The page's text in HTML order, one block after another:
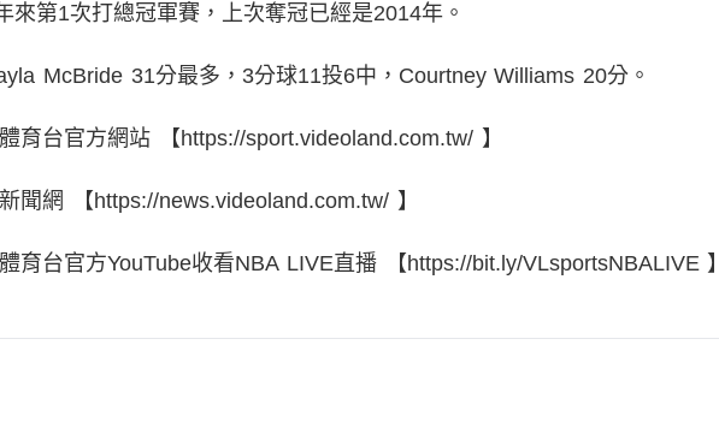
來第1次打總冠軍賽，上次奪冠已經是2014年。
McBride 31分最多，3分球11投6中，Courtney Williams 20分。
育台官方網站 【https://sport.videoland.com.tw/ 】
聞網 【https://news.videoland.com.tw/ 】
育台官方YouTube收看NBA LIVE直播 【https://bit.ly/VLsportsNBALIVE 】